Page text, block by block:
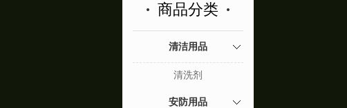
商品分类
清洁用品
清洗剂
安防用品